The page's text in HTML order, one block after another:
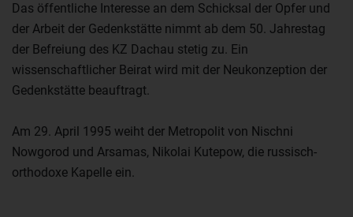
Das öffentliche Interesse an dem Schicksal der Opfer und
der Arbeit der Gedenkstätte nimmt ab dem 50. Jahrestag
der Befreiung des KZ Dachau stetig zu. Ein
wissenschaftlicher Beirat wird mit der Neukonzeption der
Gedenkstätte beauftragt.
Am 29. April 1995 weiht der Metropolit von Nischni
Nowgorod und Arsamas, Nikolai Kutepow, die russisch-
orthodoxe Kapelle ein.